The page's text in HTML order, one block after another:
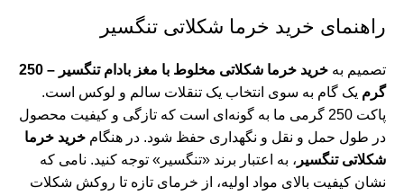
راهنمای خرید خرما شکلاتی تنگسیر
تصمیم به
خرید خرما شکلاتی مخلوط با مغز بادام تنگسیر – 250
گرم یک گام به سوی انتخاب یک تنقلات سالم و لوکس است.
پاکت 250 گرمی ما به گونه‌ای است که تازگی و کیفیت محصول
در طول حمل و نقل و نگهداری حفظ شود. در هنگام خرید خرما
شکلاتی تنگسیر ، به اعتبار برند «تنگسیر» توجه کنید. نامی که
نشان‌ کیفیت بالای مواد اولیه، از خرمای تازه تا روکش شکلات